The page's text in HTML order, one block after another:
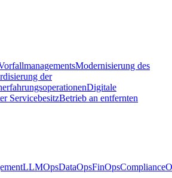
Modernisierung des
der
Digitale
ServicebesitzBetrieb an entfernten
LLMOpsDataOpsFinOps